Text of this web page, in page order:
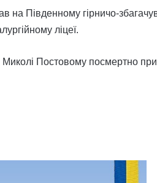
Південному гірничо-
ліцеї.
Постовому посмертно